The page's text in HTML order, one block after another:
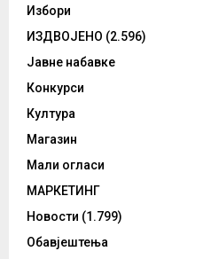
Избори
ИЗДВОЈЕНО (2.596)
Јавне набавке
Конкурси
Култура
Магазин
Мали огласи
МАРКЕТИНГ
Новости (1.799)
Обавјештења